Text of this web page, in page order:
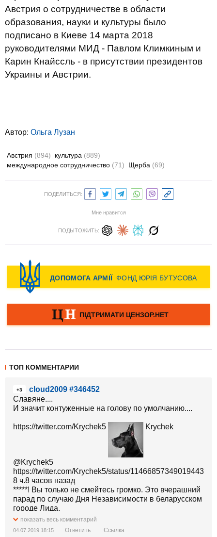
Австрия о сотрудничестве в области
образования, науки и культуры было
подписано в Киеве 14 марта 2018
руководителями МИД - Павлом Климкиным и
Карин Кнайссль - в присутствии президентов
Украины и Австрии.
Автор: Ольга Лузан
Австрия (894) культура (889)
международное сотрудничество (71) Щерба (69)
ПОДЕЛИТЬСЯ:
Мне нравится
ПОДЫТОЖИТЬ:
ТОП КОММЕНТАРИИ
+3
cloud2009 #346452
Славяне....
И значит контуженные на голову по умолчанию....
https://twitter.com/Krychek5 Krychek‏
@Krychek5
https://twitter.com/Krychek5/status/1146685734901944320
8 ч.8 часов назад
*****! Вы только не смейтесь громко. Это вчерашний
парад по случаю Дня Независимости в беларусском
городе Лида.
Это уже какая-то шизофрения.
показать весь комментарий
04.07.2019 18:15 Ответить Ссылка